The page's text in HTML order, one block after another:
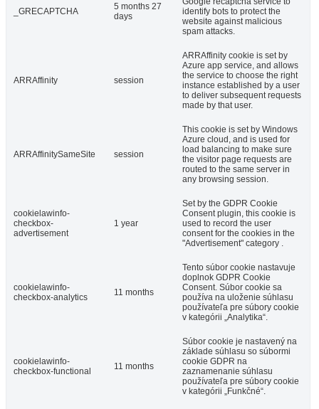
_GRECAPTCHA
5 months 27
days
identify bots to protect the
website against malicious
spam attacks.
ARRAffinity session
ARRAffinity cookie is set by
Azure app service, and allows
the service to choose the right
instance established by a user
to deliver subsequent requests
made by that user.
ARRAffinitySameSite session
This cookie is set by Windows
Azure cloud, and is used for
load balancing to make sure
the visitor page requests are
routed to the same server in
any browsing session.
cookielawinfo-
checkbox-
advertisement
1 year
Set by the GDPR Cookie
Consent plugin, this cookie is
used to record the user
consent for the cookies in the
"Advertisement" category .
cookielawinfo-
checkbox-analytics
11 months
Tento súbor cookie nastavuje
doplnok GDPR Cookie
Consent. Súbor cookie sa
používa na uloženie súhlasu
používateľa pre súbory cookie
v kategórii „Analytika“.
cookielawinfo-
checkbox-functional
11 months
Súbor cookie je nastavený na
základe súhlasu so súbormi
cookie GDPR na
zaznamenanie súhlasu
používateľa pre súbory cookie
v kategórii „Funkčné“.